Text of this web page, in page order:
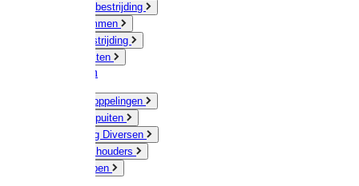
Ongediertebestrijding
Mollenklemmen
Onkruidbestrijding
Vliegenkasten
Meststoffen
Messing koppelingen
Gieters / Spuiten
Besproeiing Diversen
Slangen & houders
Waterpompen